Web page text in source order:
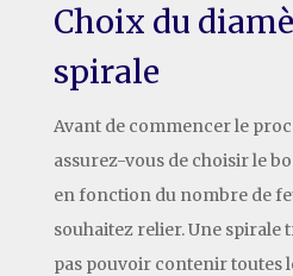
Choix du
spirale
Avant de commencer le
assurez-vous de choisir le
en fonction du nombre de
souhaitez relier. Une spirale
pas pouvoir contenir toutes